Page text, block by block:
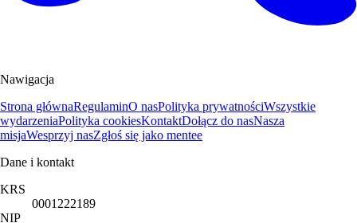
Nawigacja
Strona głównaRegulaminO nasPolityka prywatnościWszystkie
wydarzeniaPolityka cookiesKontaktDołącz do nasNasza
misjaWesprzyj nasZgłoś się jako mentee
Dane i kontakt
KRS
0001222189
NIP